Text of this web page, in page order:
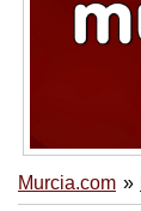
Murcia.com